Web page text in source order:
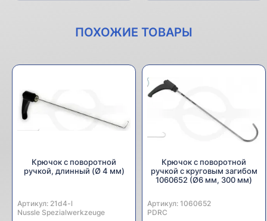
ПОХОЖИЕ ТОВАРЫ
Крючок с поворотной
ручкой, длинный (Ø 4 мм)
Артикул: 21d4-l
Производитель:
Nussle Spezialwerkzeuge
Крючок с поворотной
ручкой с круговым загибом
1060652 (Ø6 мм, 300 мм)
Артикул: 1060652
Производитель:
PDRC